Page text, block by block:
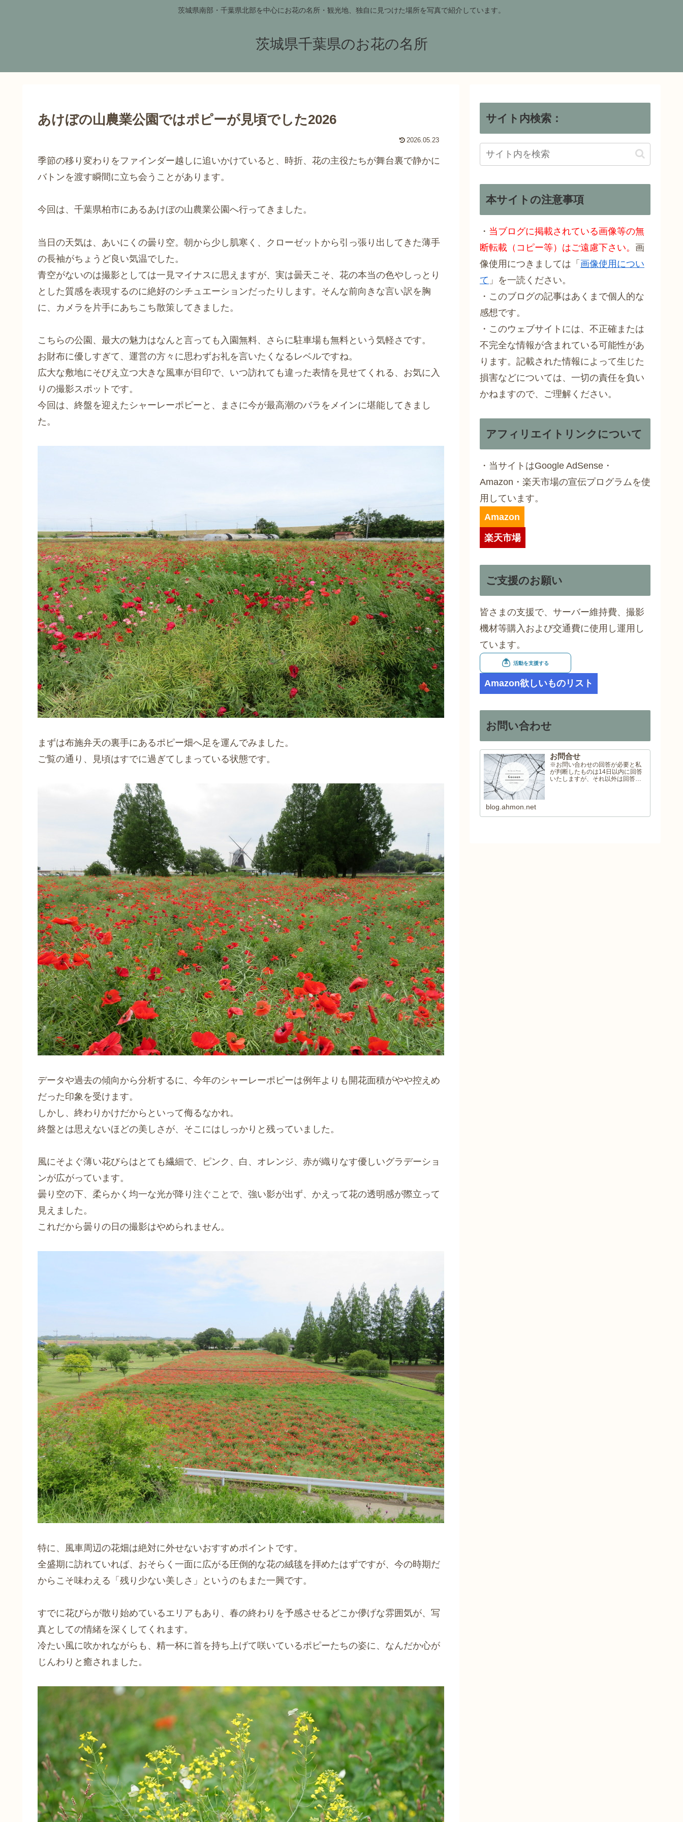
茨城県南部・千葉県北部を中心にお花の名所・観光地、独自に見つけた場所を写真で紹介しています。
茨城県千葉県のお花の名所
あけぼの山農業公園ではポピーが見頃でした2026
2026.05.23
季節の移り変わりをファインダー越しに追いかけていると、時折、花の主役たちが舞台裏で静かに
バトンを渡す瞬間に立ち会うことがあります。
今回は、千葉県柏市にあるあけぼの山農業公園へ行ってきました。
当日の天気は、あいにくの曇り空。朝から少し肌寒く、クローゼットから引っ張り出してきた薄手
の長袖がちょうど良い気温でした。
青空がないのは撮影としては一見マイナスに思えますが、実は曇天こそ、花の本当の色やしっとり
とした質感を表現するのに絶好のシチュエーションだったりします。そんな前向きな言い訳を胸
に、カメラを片手にあちこち散策してきました。
こちらの公園、最大の魅力はなんと言っても入園無料、さらに駐車場も無料という気軽さです。
お財布に優しすぎて、運営の方々に思わずお礼を言いたくなるレベルですね。
広大な敷地にそびえ立つ大きな風車が目印で、いつ訪れても違った表情を見せてくれる、お気に入
りの撮影スポットです。
今回は、終盤を迎えたシャーレーポピーと、まさに今が最高潮のバラをメインに堪能してきまし
た。
まずは布施弁天の裏手にあるポピー畑へ足を運んでみました。
ご覧の通り、見頃はすでに過ぎてしまっている状態です。
データや過去の傾向から分析するに、今年のシャーレーポピーは例年よりも開花面積がやや控えめ
だった印象を受けます。
しかし、終わりかけだからといって侮るなかれ。
終盤とは思えないほどの美しさが、そこにはしっかりと残っていました。
風にそよぐ薄い花びらはとても繊細で、ピンク、白、オレンジ、赤が織りなす優しいグラデーショ
ンが広がっています。
曇り空の下、柔らかく均一な光が降り注ぐことで、強い影が出ず、かえって花の透明感が際立って
見えました。
これだから曇りの日の撮影はやめられません。
特に、風車周辺の花畑は絶対に外せないおすすめポイントです。
全盛期に訪れていれば、おそらく一面に広がる圧倒的な花の絨毯を拝めたはずですが、今の時期だ
からこそ味わえる「残り少ない美しさ」というのもまた一興です。
すでに花びらが散り始めているエリアもあり、春の終わりを予感させるどこか儚げな雰囲気が、写
真としての情緒を深くしてくれます。
冷たい風に吹かれながらも、精一杯に首を持ち上げて咲いているポピーたちの姿に、なんだか心が
じんわりと癒されました。
サイト内検索：
本サイトの注意事項
・ 当ブログに掲載されている画像等の無
断転載（コピー等）はご遠慮下さい。 画
像使用につきましては「 画像使用につい
て 」を一読ください。
・このブログの記事はあくまで個人的な
感想です。
・このウェブサイトには、不正確または
不完全な情報が含まれている可能性があ
ります。記載された情報によって生じた
損害などについては、一切の責任を負い
かねますので、ご理解ください。
アフィリエイトリンクについて
・当サイトはGoogle AdSense・
Amazon・楽天市場の宣伝プログラムを使
用しています。
Amazon
楽天市場
ご支援のお願い
皆さまの支援で、サーバー維持費、撮影
機材等購入および交通費に使用し運用し
ています。
Amazon欲しいものリスト
お問い合わせ
お問合せ
※お問い合わせの回答が必要と私
が判断したものは14日以内に回答
いたしますが、それ以外は回答い
blog.ahmon.net